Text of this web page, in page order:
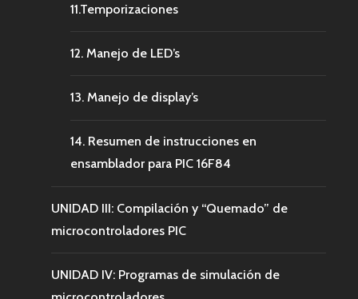
11.Temporizaciones
12. Manejo de LED’s
13. Manejo de display’s
14. Resumen de instrucciones en
ensamblador para PIC 16F84
UNIDAD III: Compilación y “Quemado” de
microcontroladores PIC
UNIDAD IV: Programas de simulación de